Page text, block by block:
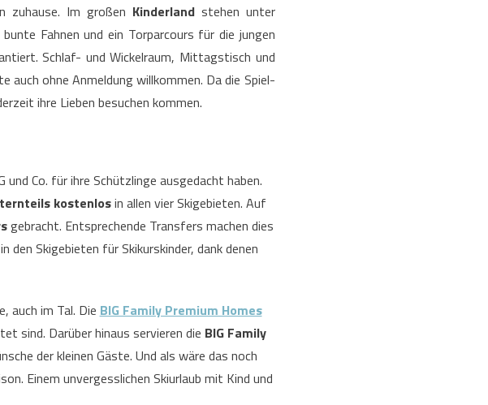
Im großen Kinderlandstehen unter
Fahnen und ein Torparcours für die jungen
Schlaf- und Wickelraum, Mittagstisch und
auch ohne Anmeldung willkommen. Da die Spiel-
ihre Lieben besuchen kommen.
Co. für ihre Schützlinge ausgedacht haben.
kostenlosin allen vier Skigebieten. Auf
gebracht. Entsprechende Transfers machen dies
in den Skigebieten für Skikurskinder, dank denen
auch im Tal. Die BIG Family Premium Homes
sind. Darüber hinaus servieren die BIG Family
der kleinen Gäste. Und als wäre das noch
Einem unvergesslichen Skiurlaub mit Kind und